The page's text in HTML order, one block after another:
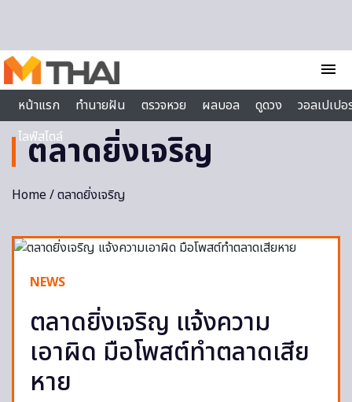
menu
หน้าแรก
ทำนายฝัน ตรวจหวย ผลบอล ดูดวง
วอลเปเป
ไลฟ์สไตล์
ตลาดยิ่งเจริญ
Home/ ตลาดยิ่งเจริญ
NEWS
ตลาดยิ่งเจริญ แจ้งความ
เอาผิด มือโพสต์ทำตลาดเสีย
หาย